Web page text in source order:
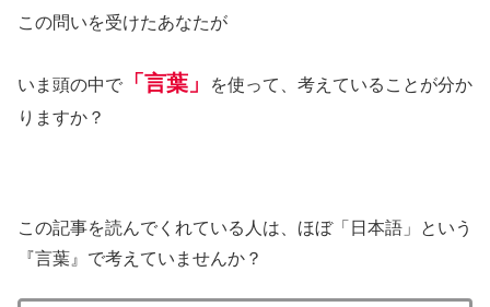
この問いを受けたあなたが
いま頭の中で 「言葉」
を使って、考えていることが分か
りますか？
この記事を読んでくれている人は、ほぼ「日本語」という
『言葉』で考えていませんか？